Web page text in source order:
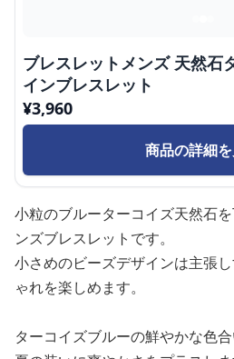
ブレスレットメンズ 天然石
インブレスレット
¥3,960
商品の詳細
小粒のブルーターコイズ天然石
ンズブレスレットです。
小さめのビーズデザインは主張
ゃれを楽しめます。
ターコイズブルーの鮮やかな色